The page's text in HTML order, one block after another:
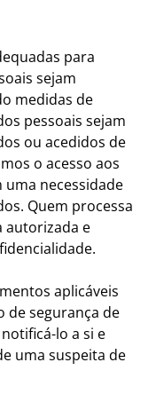
para
sejam
medidas de
pessoais sejam
ou acedidos de
o acesso aos
uma necessidade
Quem processa
autorizada e
aplicáveis
de segurança de
lo a si e
uma suspeita de